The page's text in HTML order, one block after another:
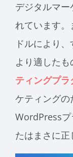
デジタルマ
れています
ドルにより
より適したも
ティングプラ
ケティング
WordPress
たはまさに正